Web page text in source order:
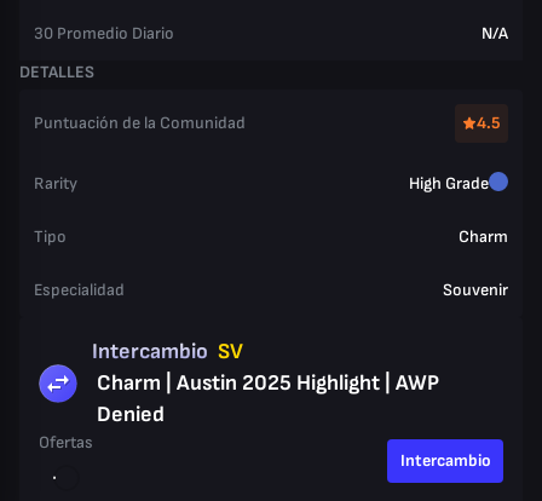
30 Promedio Diario
N/A
DETALLES
Puntuación de la Comunidad 4.5
Rarity High Grade
Tipo Charm
Especialidad Souvenir
Intercambio SV
Charm | Austin 2025 Highlight | AWP
Denied
Ofertas
Intercambio